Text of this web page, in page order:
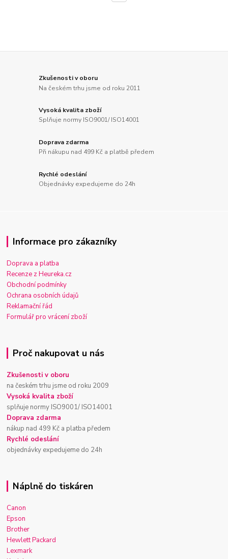
Zkušenosti v oboru
Na českém trhu jsme od roku 2011
Vysoká kvalita zboží
Splňuje normy ISO9001/ ISO14001
Doprava zdarma
Při nákupu nad 499 Kč a platbě předem
Rychlé odeslání
Objednávky expedujeme do 24h
Informace pro zákazníky
Doprava a platba
Recenze z Heureka.cz
Obchodní podmínky
Ochrana osobních údajů
Reklamační řád
Formulář pro vrácení zboží
Proč nakupovat u nás
Zkušenosti v oboru
na českém trhu jsme od roku 2009
Vysoká kvalita zboží
splňuje normy ISO9001/ ISO14001
Doprava zdarma
nákup nad 499 Kč a platba předem
Rychlé odeslání
objednávky expedujeme do 24h
Náplně do tiskáren
Canon
Epson
Brother
Hewlett Packard
Lexmark